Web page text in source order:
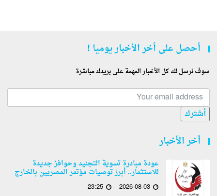
أحصل على أخر الأخبار يوميا !
سوف نرسل لك كل الأخبار المهمة على بريدك مباشرة
أشترك
أخر الأخبار
عودة مبادرة تسوية التجنيد وحوافز جديدة
للاستثمار.. أبرز توصيات مؤتمر المصريين بالخارج
2026-08-03
23:25